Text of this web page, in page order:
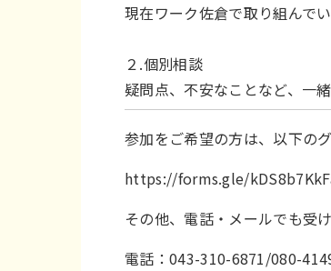
現在ワーク佐倉で取り組んで
２.個別相談
疑問点、不安なことなど、一
参加をご希望の方は、以下の
https://forms.gle/
その他、電話・メールでも受
電話：043-310-6871/080-